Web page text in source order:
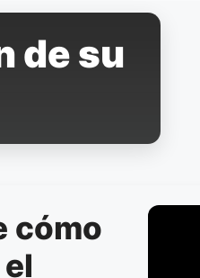
de su
cómo